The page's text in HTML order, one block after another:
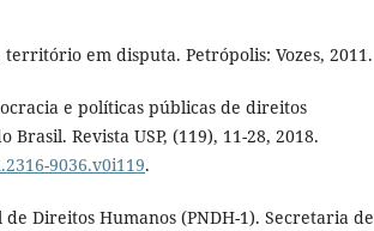
em disputa. Petrópolis: Vozes, 2011.
e políticas públicas de direitos
Revista USP, (119), 11-28, 2018.
9036.v0i119.
Direitos Humanos (PNDH-1). Secretaria de